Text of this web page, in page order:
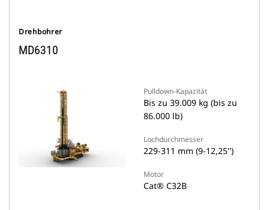
Drehbohrer
MD6310
Pulldown-Kapazität
Bis zu 39.009 kg (bis zu
86.000 lb)
Lochdurchmesser
229-311 mm (9-12,25'')
Motor
Cat® C32B